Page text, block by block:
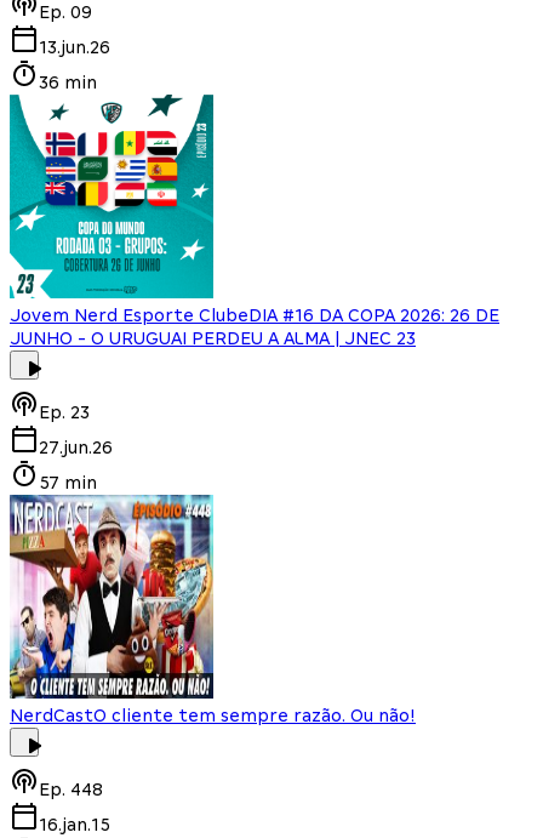
Ep. 09
13.jun.26
36 min
Jovem Nerd Esporte ClubeDIA #16 DA COPA 2026: 26 DE
JUNHO - O URUGUAI PERDEU A ALMA | JNEC 23
Ep. 23
27.jun.26
57 min
NerdCastO cliente tem sempre razão. Ou não!
Ep. 448
16.jan.15